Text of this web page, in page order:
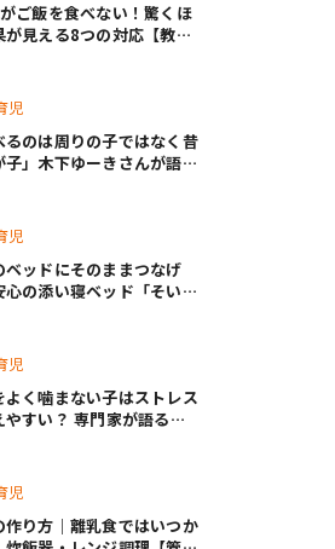
ご飯を食べない！驚くほ
が見える8つの対応【教え
児
るのは周りの子ではなく昔
子」木下ゆーきさんが語っ
児
ベッドにそのままつなげ
心の添い寝ベッド「そいね
児
よく噛まない子はストレス
やすい？ 専門家が語る、
児
作り方｜離乳食ではいつか